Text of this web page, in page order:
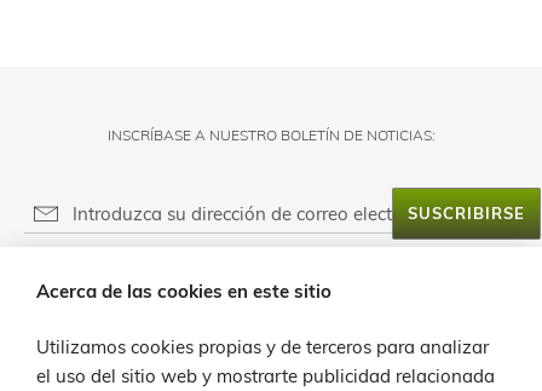
INSCRÍBASE A NUESTRO BOLETÍN DE NOTICIAS:
FINALIDAD:
LEGITIMACIÓN:
PROVEEDOR DE MENSAJERÍA ONLINE:
SUSCRIBIRSE
SERVICIO AL CLIENTE
Acerca de las cookies en este sitio
Utilizamos cookies propias y de terceros para analizar
el uso del sitio web y mostrarte publicidad relacionada